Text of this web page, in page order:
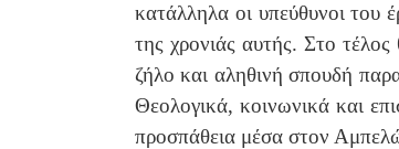
κατάλληλα οι υπεύθυνοι του
της χρονιάς αυτής. Στο
ζήλο και αληθινή σπουδή
Θεολογικά, κοινωνικά και
προσπάθεια μέσα στον